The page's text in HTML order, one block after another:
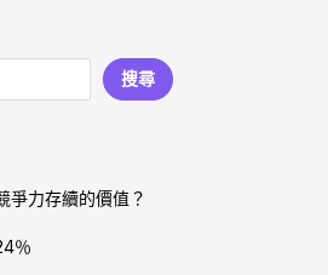
搜尋
爭力存續的價值？
％